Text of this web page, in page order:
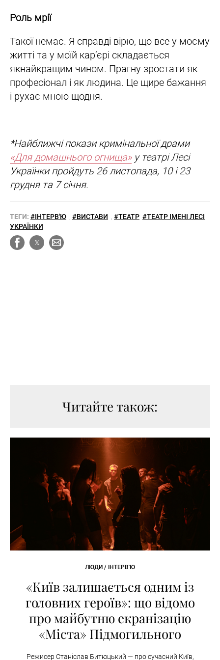
Роль мрії
Такої немає. Я справді вірю, що все у моєму
житті та у моїй кар’єрі складається
якнайкращим чином. Прагну зростати як
професіонал і як людина. Це щире бажання
і рухає мною щодня.
*Найближчі покази кримінальної драми
«Для домашнього огнища» у театрі Лесі
Українки пройдуть 26 листопада, 10 і 23
грудня та 7 січня.
ТЕГИ: #ІНТЕРВ'Ю #ВИСТАВИ #ТЕАТР #ТЕАТР ІМЕНІ ЛЕСІ
УКРАЇНКИ
Читайте також:
ЛЮДИ / ІНТЕРВ'Ю
«Київ залишається одним із
головних героїв»: що відомо
про майбутню екранізацію
«Міста» Підмогильного
Режисер Станіслав Битюцький — про сучасний Київ,